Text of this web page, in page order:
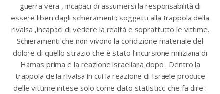
guerra vera , incapaci di assumersi la responsabilità di
essere liberi dagli schieramenti; soggetti alla trappola della
rivalsa ,incapaci di vedere la realtà e soprattutto le vittime.
Schieramenti che non vivono la condizione materiale del
dolore di quello strazio che è stato l’incursione miliziana di
Hamas prima e la reazione israeliana dopo . Dentro la
trappola della rivalsa in cui la reazione di Israele produce
delle vittime intese solo come dato statistico che fa dire :